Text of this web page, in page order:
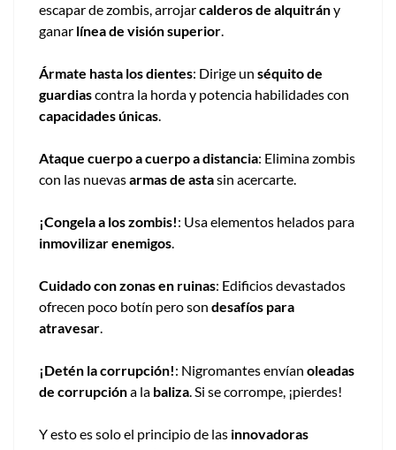
escapar de zombis, arrojarcalderos de alquitrány
ganar línea de visión superior.
Ármate hasta los dientes: Dirige un séquito de
guardiascontra la horda y potencia habilidades con
capacidades únicas.
Ataque cuerpo a cuerpo a distancia: Elimina zombis
con las nuevasarmas de astasin acercarte.
¡Congela a los zombis!: Usa elementos helados para
inmovilizar enemigos.
Cuidado con zonas en ruinas: Edificios devastados
ofrecen poco botín pero son desafíos para
atravesar.
¡Detén la corrupción!: Nigromantes envían oleadas
de corrupcióna la baliza. Si se corrompe, ¡pierdes!
Y esto es solo el principio de las innovadoras